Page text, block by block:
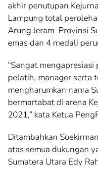
akhir penutupan
Lampung total
Arung Jeram Provinsi
emas dan 4 medali
“Sangat
pelatih, manager serta
mengharumkan nama
bermartabat di arena
2021,” kata Ketua
Ditambahkan
atas semua dukungan
Sumatera Utara Edy